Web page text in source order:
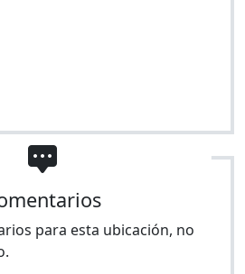
para esta ubicación, no